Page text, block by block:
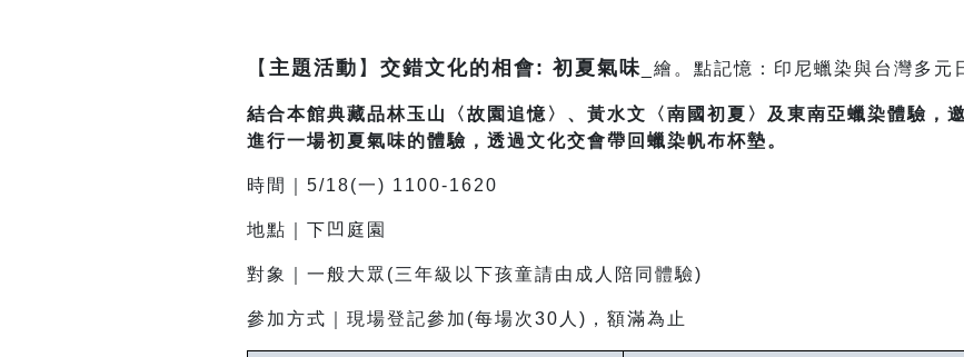
【 主題活動 】 交錯文化的相會: 初夏氣味 繪。點記憶：印尼蠟染與台灣多元
結合本館典藏品林玉山〈故園追憶〉、黃水文〈南國初夏〉及東南亞蠟染體驗，
進行一場初夏氣味的體驗，透過文化交會帶回蠟染帆布杯墊。
時間｜5/18(一) 1100-1620
地點｜下凹庭園
對象｜一般大眾(三年級以下孩童請由成人陪同體驗)
參加方式｜現場登記參加(每場次30人)，額滿為止